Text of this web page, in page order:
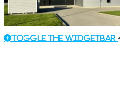
Toggle the Widgetbar